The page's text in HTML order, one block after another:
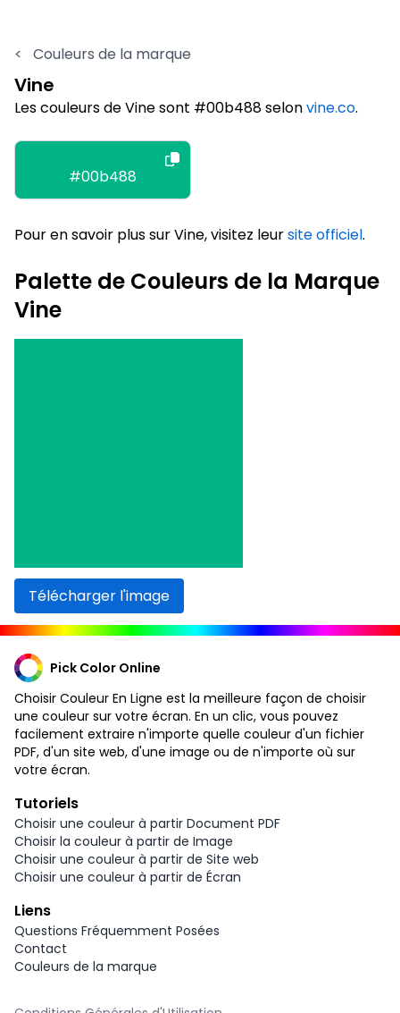
< Couleurs de la marque
Vine
Les couleurs de Vine sont #00b488 selonvine.co.
#00b488
Pour en savoir plus sur Vine, visitez leursite officiel.
Palette de Couleurs de la Marque
Vine
Télécharger l'image
Pick Color Online
Choisir Couleur En Ligne est la meilleure façon de choisir
une couleur sur votre écran. En un clic, vous pouvez
facilement extraire n'importe quelle couleur d'un fichier
PDF, d'un site web, d'une image ou de n'importe où sur
votre écran.
Tutoriels
Choisir une couleur à partir Document PDF
Choisir la couleur à partir de Image
Choisir une couleur à partir de Site web
Choisir une couleur à partir de Écran
Liens
Questions Fréquemment Posées
Contact
Couleurs de la marque